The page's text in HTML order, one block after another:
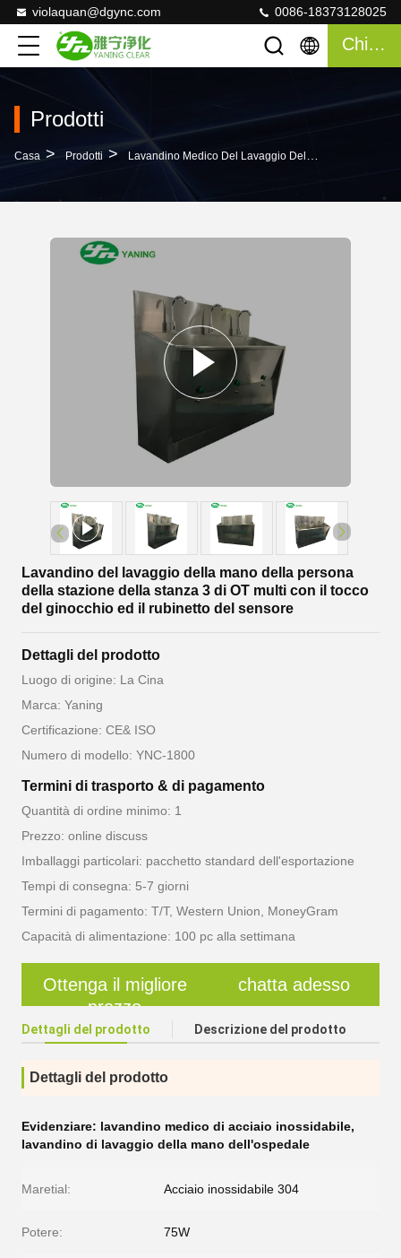
violaquan@dgync.com 0086-18373128025
Chiacchierata
Prodotti
Casa > Prodotti > Lavandino Medico Del Lavaggio Della Mano
Lavandino del lavaggio della mano della persona
della stazione della stanza 3 di OT multi con il tocco
del ginocchio ed il rubinetto del sensore
Dettagli del prodotto
Luogo di origine: La Cina
Marca: Yaning
Certificazione: CE& ISO
Numero di modello: YNC-1800
Termini di trasporto & di pagamento
Quantità di ordine minimo: 1
Prezzo: online discuss
Imballaggi particolari: pacchetto standard dell'esportazione
Tempi di consegna: 5-7 giorni
Termini di pagamento: T/T, Western Union, MoneyGram
Capacità di alimentazione: 100 pc alla settimana
Ottenga il migliore
prezzo
chatta adesso
Dettagli del prodotto Descrizione del prodotto
Dettagli del prodotto
Evidenziare: lavandino medico di acciaio inossidabile,
lavandino di lavaggio della mano dell'ospedale
Maretial: Acciaio inossidabile 304
Potere: 75W